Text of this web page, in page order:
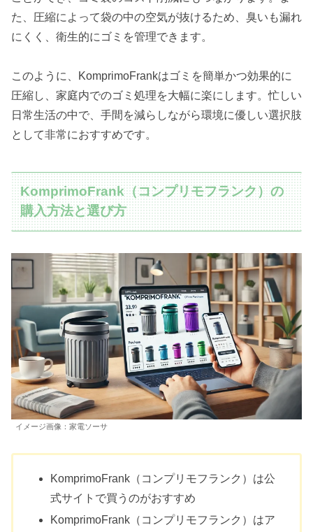
た、圧縮によって袋の中の空気が抜けるため、臭いも漏れ
にくく、衛生的にゴミを管理できます。
このように、KomprimoFrankはゴミを簡単かつ効果的に
圧縮し、家庭内でのゴミ処理を大幅に楽にします。忙しい
日常生活の中で、手間を減らしながら環境に優しい選択肢
として非常におすすめです。
KomprimoFrank（コンプリモフランク）の
購入方法と選び方
イメージ画像：家電ソーサ
KomprimoFrank（コンプリモフランク）は公
式サイトで買うのがおすすめ
KomprimoFrank（コンプリモフランク）はア